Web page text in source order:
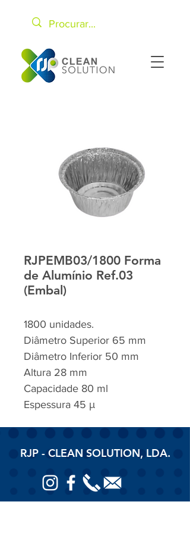
RJPEMB03/1800 Forma
de Alumínio Ref.03
(Embal)
1800 unidades.
Diâmetro Superior 65 mm
Diâmetro Inferior 50 mm
Altura 28 mm
Capacidade 80 ml
Espessura 45 μ
RJP - CLEAN SOLUTION, LDA.